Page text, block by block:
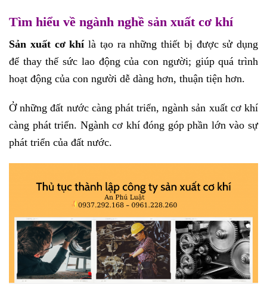
Tìm hiểu về ngành nghề sản xuất cơ khí
Sản xuất cơ khí là tạo ra những thiết bị được sử dụng
để thay thế sức lao động của con người; giúp quá trình
hoạt động của con người dễ dàng hơn, thuận tiện hơn.
Ở những đất nước càng phát triển, ngành sản xuất cơ khí
càng phát triển. Ngành cơ khí đóng góp phần lớn vào sự
phát triển của đất nước.